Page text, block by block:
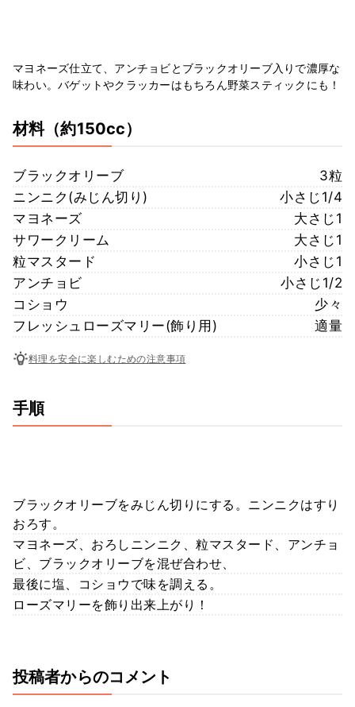
マヨネーズ仕立て、アンチョビとブラックオリーブ入りで濃厚な
味わい。バゲットやクラッカーはもちろん野菜スティックにも！
材料（約150cc）
ブラックオリーブ
3粒
ニンニク(みじん切り)
小さじ1/4
マヨネーズ
大さじ1
サワークリーム
大さじ1
粒マスタード
小さじ1
アンチョビ
小さじ1/2
コショウ
少々
フレッシュローズマリー(飾り用)
適量
料理を安全に楽しむための注意事項
手順
ブラックオリーブをみじん切りにする。ニンニクはすり
おろす。
マヨネーズ、おろしニンニク、粒マスタード、アンチョ
ビ、ブラックオリーブを混ぜ合わせ、
最後に塩、コショウで味を調える。
ローズマリーを飾り出来上がり！
投稿者からのコメント